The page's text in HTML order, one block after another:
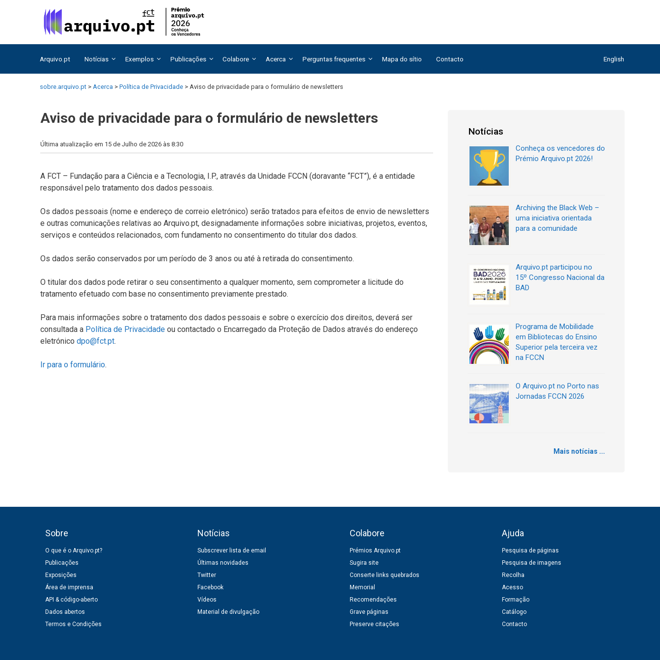
Arquivo.pt Notícias Exemplos Publicações Colabore Acerca Perguntas frequentes Mapa do sítio Contacto English
sobre.arquivo.pt > Acerca > Política de Privacidade > Aviso de privacidade para o formulário de newsletters
Aviso de privacidade para o formulário de newsletters
Última atualização em 15 de Julho de 2026 às 8:30
A FCT – Fundação para a Ciência e a Tecnologia, I.P., através da Unidade FCCN (doravante “FCT”), é a entidade
responsável pelo tratamento dos dados pessoais.
Os dados pessoais (nome e endereço de correio eletrónico) serão tratados para efeitos de envio de newsletters
e outras comunicações relativas ao Arquivo.pt, designadamente informações sobre iniciativas, projetos, eventos,
serviços e conteúdos relacionados, com fundamento no consentimento do titular dos dados.
Os dados serão conservados por um período de 3 anos ou até à retirada do consentimento.
O titular dos dados pode retirar o seu consentimento a qualquer momento, sem comprometer a licitude do
tratamento efetuado com base no consentimento previamente prestado.
Para mais informações sobre o tratamento dos dados pessoais e sobre o exercício dos direitos, deverá ser
consultada a Política de Privacidade ou contactado o Encarregado da Proteção de Dados através do endereço
eletrónico dpo@fct.pt.
Ir para o formulário.
Notícias
Conheça os vencedores do
Prémio Arquivo.pt 2026!
Archiving the Black Web –
uma iniciativa orientada
para a comunidade
Arquivo.pt participou no
15º Congresso Nacional da
BAD
Programa de Mobilidade
em Bibliotecas do Ensino
Superior pela terceira vez
na FCCN
O Arquivo.pt no Porto nas
Jornadas FCCN 2026
Mais notícias ...
Sobre
O que é o Arquivo.pt?
Publicações
Exposições
Área de imprensa
API & código-aberto
Dados abertos
Termos e Condições
Notícias
Subscrever lista de email
Últimas novidades
Twitter
Facebook
Vídeos
Material de divulgação
Colabore
Prémios Arquivo.pt
Sugira site
Conserte links quebrados
Memorial
Recomendações
Grave páginas
Preserve citações
Ajuda
Pesquisa de páginas
Pesquisa de imagens
Recolha
Acesso
Formação
Catálogo
Contacto